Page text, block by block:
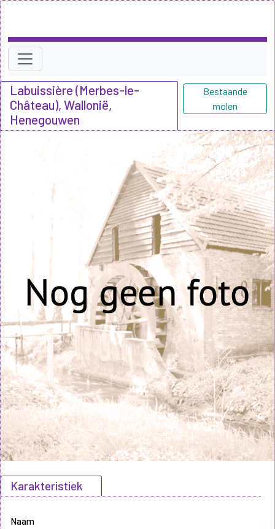
Labuissière (Merbes-le-
Château), Wallonië,
Henegouwen
Bestaande
molen
Karakteristiek
Naam